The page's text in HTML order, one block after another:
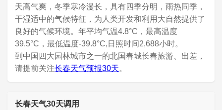
天高气爽，冬季寒冷漫长，具有四季分明，雨热同季，
干湿适中的气候特征，为人类开发和利用大自然提供了
良好的气候环境。年平均气温4.8°C，最高温度
39.5°C，最低温度-39.8°C,日照时间2,688小时。
到中国四大园林城市之一的北国春城长春旅游、出差，
请提前关注长春天气预报30天。
长春天气30天调用